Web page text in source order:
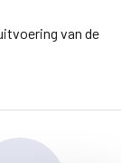
van de